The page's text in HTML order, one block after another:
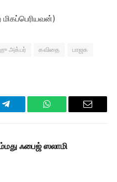
அக்பர் கவிதை பாஜக
Telegram WhatsApp Email
ஃபைஜ் ஸலாமி